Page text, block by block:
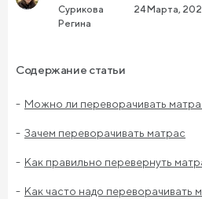
Сурикова
Регина
24 Марта,
Содержание статьи
Можно ли переворачивать
Зачем переворачивать матрас
Как правильно перевернуть
Как часто надо переворачивать